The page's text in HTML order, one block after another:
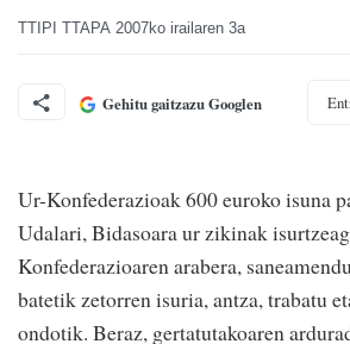
TTIPI TTAPA 2007ko irailaren 3a
Gehitu gaitzazu Googlen
Ur-Konfederazioak 600 euroko isuna
Udalari, Bidasoara ur zikinak
Konfederazioaren arabera,
batetik zetorren isuria, antza, trabatu
ondotik. Beraz, gertatutakoaren